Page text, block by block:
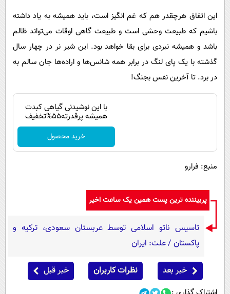
این اتفاق هرچقدر هم که غم انگیز است، باید همیشه به یاد داشته
باشیم که طبیعت وحشی است و طبیعت گاهی اوقات می‌تواند ظالم
باشد و همیشه نبردی برای بقا خواهد بود. این شیر نر در چهار سال
گذشته با یک پای لنگ در برابر همه شانس‌ها و اراده‌ها جان سالم به
در برد. تا آخرین نفس بجنگ!
با این نوشیدنی گیاهی کبدت
همیشه پرقدرته55%تخفیف
خرید محصول
منبع: فرارو
پربیننده ترین پست همین یک ساعت اخیر
تاسیس ناتو اسلامی توسط عربستان سعودی، ترکیه و
پاکستان / علت: ایران
خبر بعد نظرات کاربران خبر قبل